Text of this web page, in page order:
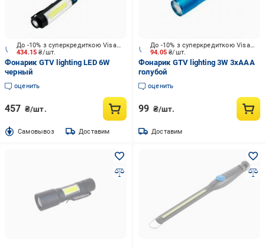
434.15₴/шт.
До -10% з суперкредиткою Visa Вигода
Фонарик GTV lighting LED 6W
черный
оценить
457 ₴/шт.
Cамовывоз Доставим
94.05₴/шт.
До -10% з суперкредиткою Visa Вигода
Фонарик GTV lighting 3W 3xAAA
голубой
оценить
99 ₴/шт.
Доставим